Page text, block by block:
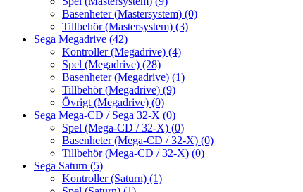
Basenheter (Mastersystem) (0)
Tillbehör (Mastersystem) (3)
Sega Megadrive (42)
Kontroller (Megadrive) (4)
Spel (Megadrive) (28)
Basenheter (Megadrive) (1)
Tillbehör (Megadrive) (9)
Övrigt (Megadrive) (0)
Sega Mega-CD / Sega 32-X (0)
Spel (Mega-CD / 32-X) (0)
Basenheter (Mega-CD / 32-X) (0)
Tillbehör (Mega-CD / 32-X) (0)
Sega Saturn (5)
Kontroller (Saturn) (1)